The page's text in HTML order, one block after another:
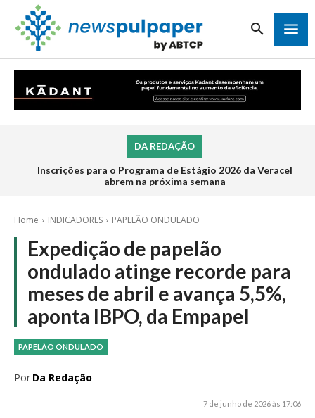
DA REDAÇÃO
Inscrições para o Programa de Estágio 2026 da Veracel
abrem na próxima semana
Home INDICADORES PAPELÃO ONDULADO
Expedição de papelão
ondulado atinge recorde para
meses de abril e avança 5,5%,
aponta IBPO, da Empapel
PAPELÃO ONDULADO
Por Da Redação
7 de junho de 2026 às 17:06